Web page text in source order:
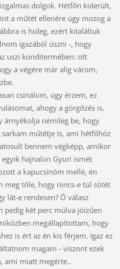
dolgok. Hétfőn kiderült,
a műtét ellenére úgy mozog a
is hideg, ezért kitaláltuk
igazából úszni -, hogy
uszi konditermében: ott
a végére már alig várom,
csinálom, úgy érzem, ez
ahogy a görgőzés is.
árnyékolja némileg be, hogy
műtétje is, ami hétfőhöz
bennem végképp, amikor
hajnalon Gyuri ismét
a kapucsínóm mellé, én
meg tőle, hogy nincs-e túl sötét
lát-e rendesen? Ő válasz
pedig két perc múlva jóízűen
megállapítottam, hogy
is ért az én kis férjem. Igaz ez
magam - viszont ezek
ami miatt megérte..